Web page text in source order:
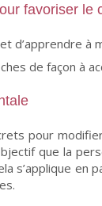
favoriser le
d’apprendre
de façon à
pour
que la
s’applique en